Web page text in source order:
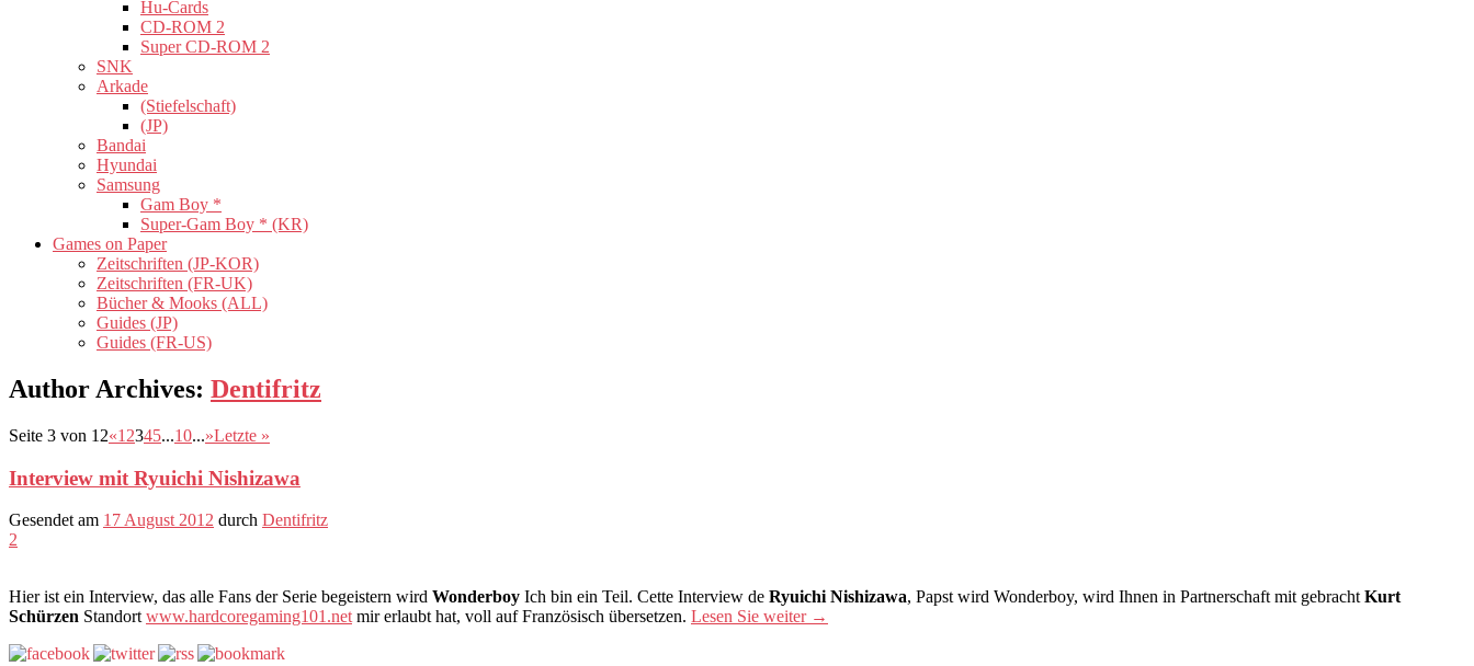
Hu-Cards
CD-ROM 2
Super CD-ROM 2
SNK
Arkade
(Stiefelschaft)
(JP)
Bandai
Hyundai
Samsung
Gam Boy *
Super-Gam Boy * (KR)
Games on Paper
Zeitschriften (JP-KOR)
Zeitschriften (FR-UK)
Bücher & Mooks (ALL)
Guides (JP)
Guides (FR-US)
Author Archives: Dentifritz
Seite 3 von 12«1 2345...10...»Letzte »
Interview mit Ryuichi Nishizawa
Gesendet am 17 August 2012 durch Dentifritz
2
Hier ist ein Interview, das alle Fans der Serie begeistern wird Wonderboy Ich bin ein Teil. Cette Interview de Ryuichi Nishizawa, Papst wird Wonderboy, wird Ihnen in Partnerschaft mit gebrachtKurt
Schürzen Standortwww.hardcoregaming101.netmir erlaubt hat, voll auf Französisch übersetzen. Lesen Sie weiter →